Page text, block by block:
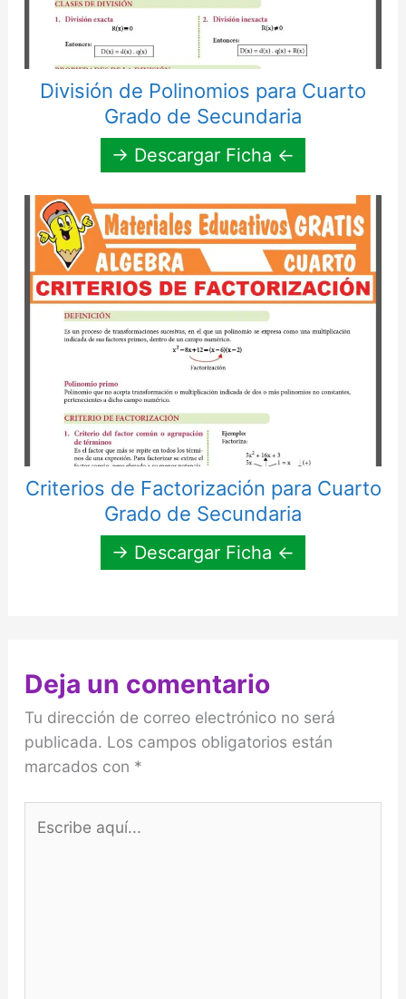
División de Polinomios para Cuarto
Grado de Secundaria
→ Descargar Ficha ←
Criterios de Factorización para Cuarto
Grado de Secundaria
→ Descargar Ficha ←
Deja un comentario
Tu dirección de correo electrónico no será
publicada. Los campos obligatorios están
marcados con *
aquí...